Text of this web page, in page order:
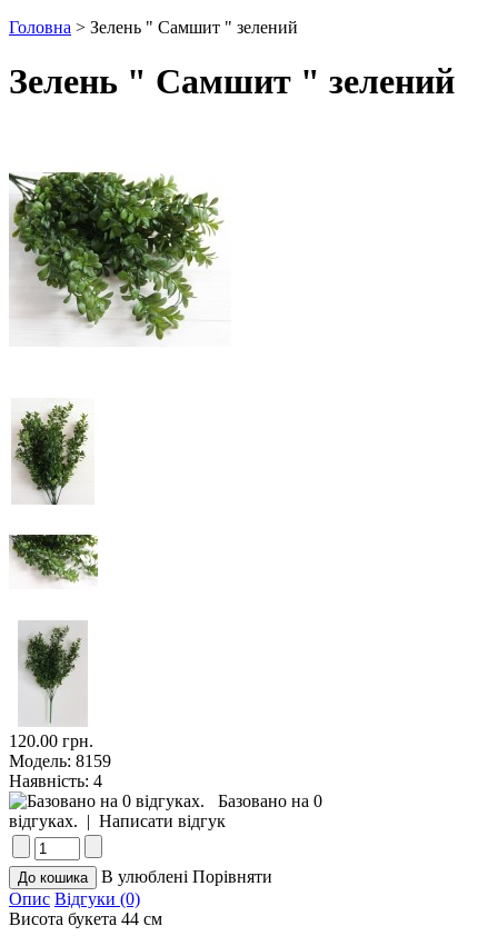
Головна > Зелень " Самшит " зелений
Зелень " Самшит " зелений
120.00 грн.
Модель: 8159
Наявність: 4
Базовано на 0
відгуках. | Написати відгук
В улюблені Порівняти
Опис Відгуки (0)
Висота букета 44 см